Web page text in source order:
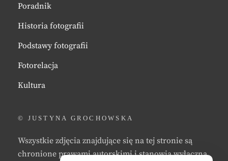
Poradnik
Historia fotografii
Podstawy fotografii
Fotorelacja
Kultura
© JUSTYNA GROCHOWSKA
Wszystkie zdjęcia znajdujące się na tej stronie są
chronione prawami autorskimi i stanowią wyłączną